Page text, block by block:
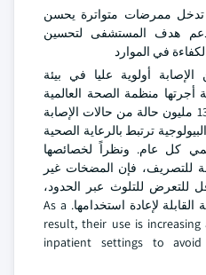
تدخل ممرضات متواترة يحسن
هدف المستشفى لتحسين
في الموارد
أولوية عليا في بيئة
منظمة الصحة العالمية
في عام 2023، فإن نحو 136 مليون حالة من حالات الإصابة
ترتبط بالرعاية الصحية
كل عام. ونظراً لخصائصها
للتصريف، فإن المضخات غير
للتعرض للتلوث عبر الحدود،
خلافاً للمضخات الإلكترونية القابلة لإعادة استخدامها. As a
result, their use is increasing
inpatient settings to avoid